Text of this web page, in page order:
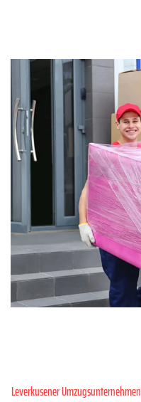
Leverkusener Umzugsunternehmen